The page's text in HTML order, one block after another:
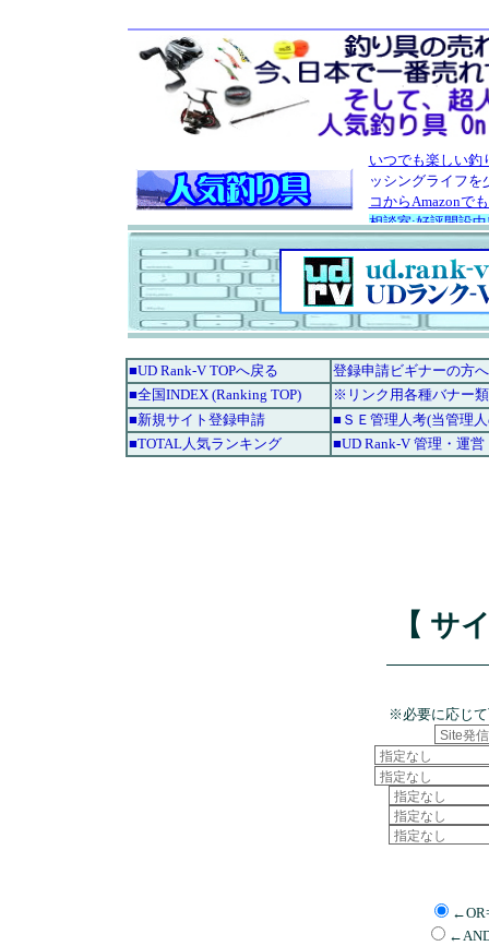
■UD Rank-V TOPへ戻る
登録申請ビギナーの方
■全国INDEX (Ranking TOP)
※リンク用各種バナー類
■新規サイト登録申請
■ＳＥ管理人考(当管理
■TOTAL人気ランキング
■UD Rank-V 管理・運
【 サ
※必要に応じ